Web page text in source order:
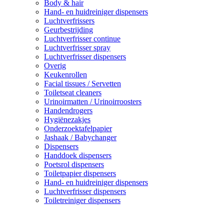
Body & hair
Hand- en huidreiniger dispensers
Luchtverfrissers
Geurbestrijding
Luchtverfrisser continue
Luchtverfrisser spray
Luchtverfrisser dispensers
Overig
Keukenrollen
Facial tissues / Servetten
Toiletseat cleaners
Urinoirmatten / Urinoirroosters
Handendrogers
Hygiënezakjes
Onderzoektafelpapier
Jashaak / Babychanger
Dispensers
Handdoek dispensers
Poetsrol dispensers
Toiletpapier dispensers
Hand- en huidreiniger dispensers
Luchtverfrisser dispensers
Toiletreiniger dispensers